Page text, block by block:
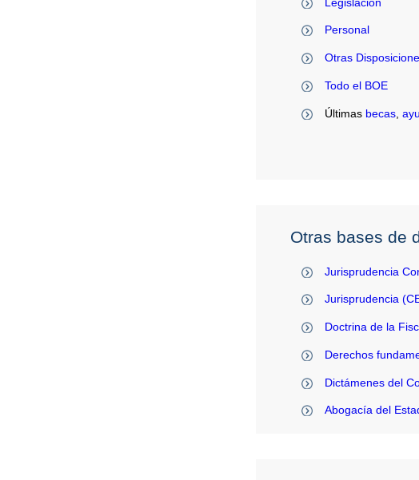
Personal
Otras
Todo el BOE
Últimas becas,
Otras bases de
Jurisprudencia
Jurisprudencia
Doctrina de la
Derechos
Dictámenes del
Abogacía del